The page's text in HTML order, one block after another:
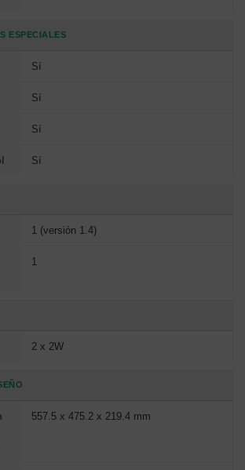
ESPECIALES
Sí
Sí
Sí
Sí
1 (versión 1.4)
1
2 x 2W
557.5 x 475.2 x 219.4 mm